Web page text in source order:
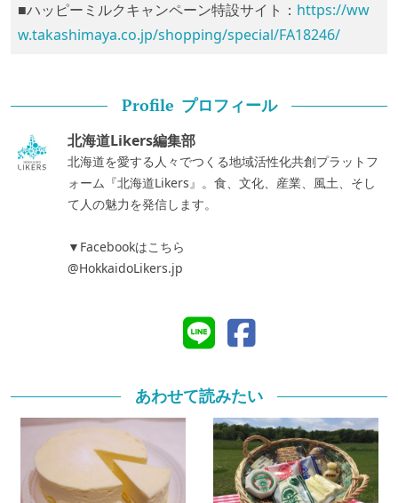
■ハッピーミルクキャンペーン特設サイト： https://ww
w.takashimaya.co.jp/shopping/special/FA18246/
Profile プロフィール
北海道Likers編集部
北海道を愛する人々でつくる地域活性化共創プラットフ
ォーム『北海道Likers』。食、文化、産業、風土、そし
て人の魅力を発信します。
▼Facebookはこちら
@HokkaidoLikers.jp
あわせて読みたい